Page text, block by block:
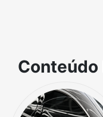
Conteúdo